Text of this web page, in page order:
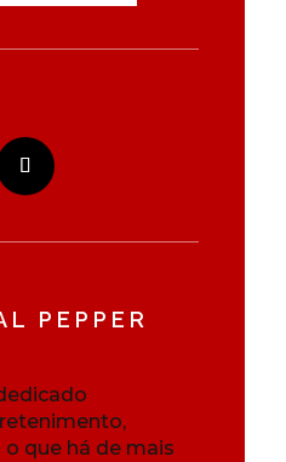
PEPPER
que há de mais